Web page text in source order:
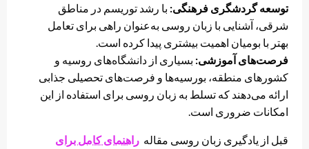
توسعه گردشگری فرهنگی: با رشد توریسم در مناطق
شرقی، آشنایی با زبان روسی به‌عنوان راهی برای تعامل
بهتر با بومیان اهمیت بیشتری پیدا کرده است.
فرصت‌های آموزشی: بسیاری از دانشگاه‌های روسیه و
کشورهای منطقه، بورسیه‌ها و فرصت‌های تحصیلی جذابی
ارائه می‌دهند که تسلط به زبان روسی برای استفاده از این
امکانات ضروری است.
قبل از یادگیری زبان روسی مقاله راهنمای کامل برای